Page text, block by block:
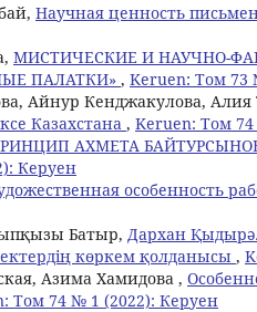
Научная ценность
МИСТИЧЕСКИЕ И НАУЧНО-
ПАЛАТКИ» , Keruen: Том 73
Айнур Кенджакулова, Алия
Казахстана , Keruen: Том
АХМЕТА
Керуен
особенность
Батыр, Дархан
көркем қолданысы ,
Aзима Хамидова ,
Том 74 № 1 (2022): Керуен